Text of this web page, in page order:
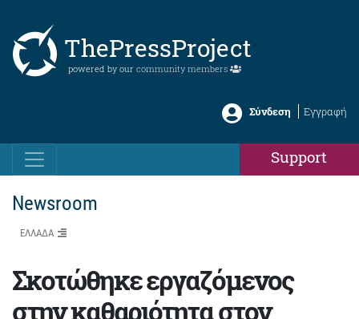
ThePressProject
powered by our community members
Σύνδεση Εγγραφή
Support
Newsroom
ΕΛΛΑΔΑ
Σκοτώθηκε εργαζόμενος
στην καθαριότητα στον